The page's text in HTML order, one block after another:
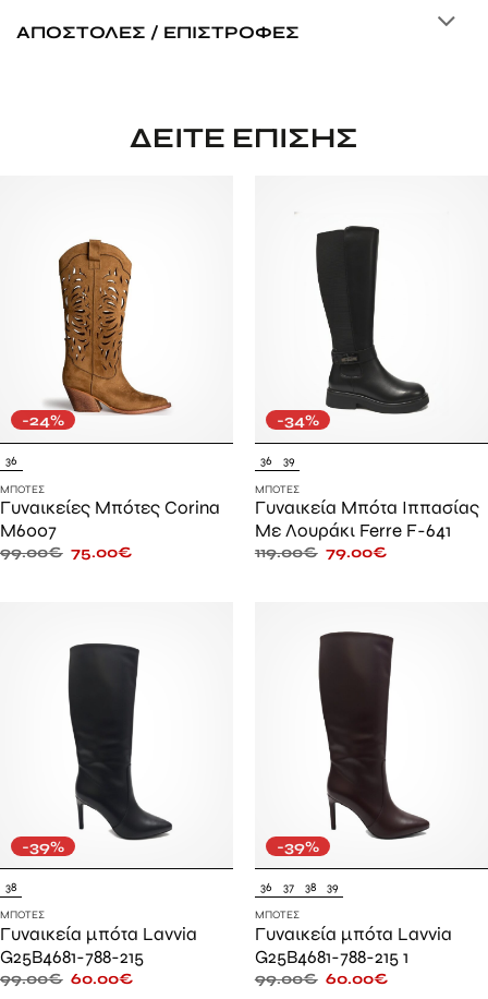
ΑΠΟΣΤΟΛΈΣ / ΕΠΙΣΤΡΟΦΈΣ
ΔΕΊΤΕ ΕΠΊΣΗΣ
-24%
36
ΜΠΌΤΕΣ
Γυναικείες Μπότες Corina
M6007
99.00€ 75.00€
-34%
36 39
ΜΠΌΤΕΣ
Γυναικεία Μπότα Ιππασίας
Με Λουράκι Ferre F-641
119.00€ 79.00€
-39%
38
ΜΠΌΤΕΣ
Γυναικεία μπότα Lavvia
G25B4681-788-215
99.00€ 60.00€
-39%
36 37 38 39
ΜΠΌΤΕΣ
Γυναικεία μπότα Lavvia
G25B4681-788-215 1
99.00€ 60.00€